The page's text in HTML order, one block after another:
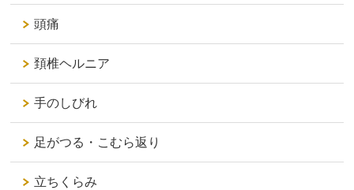
頭痛
頚椎ヘルニア
手のしびれ
足がつる・こむら返り
立ちくらみ